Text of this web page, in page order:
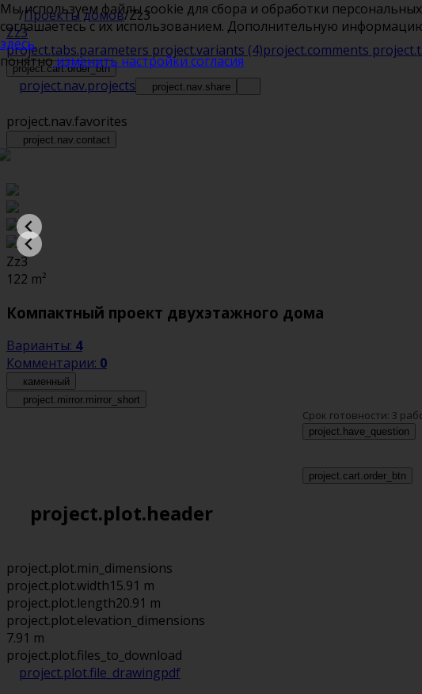
/Проекты домов/Zz3
Zz3
project.tabs.parameters project.variants (4)project.comments
project.cart.order_btn
project.nav.projects project.nav.share
project.nav.favorites
project.nav.contact
Zz3
122 m²
Компактный проект двухэтажного дома
Варианты: 4
Комментарии: 0
каменный
project.mirror.mirror_short
Срок готовности: 3
project.have_question
project.cart.order_btn
project.plot.header
project.plot.min_dimensions
project.plot.width15.91 m
project.plot.length20.91 m
project.plot.elevation_dimensions
7.91 m
project.plot.files_to_download
project.plot.file_drawingpdf
Мы используем файлы cookie для сбора и обработки
соглашаетесь с их использованием. Дополнительную
здесь.
понятноизменить настройки согласия